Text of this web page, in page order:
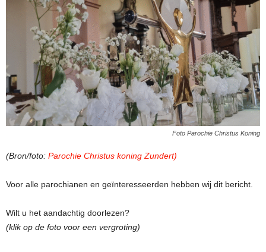
Foto Parochie Christus Koning
(Bron/foto: Parochie Christus koning Zundert)
Voor alle parochianen en geïnteresseerden hebben wij dit bericht.
Wilt u het aandachtig doorlezen?
(klik op de foto voor een vergroting)